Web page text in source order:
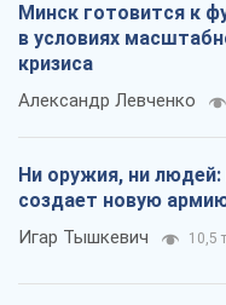
Минск готовится к
в условиях
кризиса
Александр Левченко
Ни оружия, ни
создает новую
Игар Тышкевич 10,5